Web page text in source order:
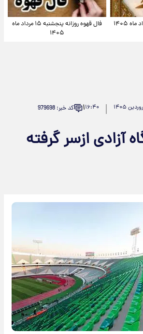
فال قهوه روزانه پنجشنبه ۱۵ مرداد ماه
۱۴۰۵
۱۶:۴۰۱ کد خبر: 979698
آزادی ازسر گرفته